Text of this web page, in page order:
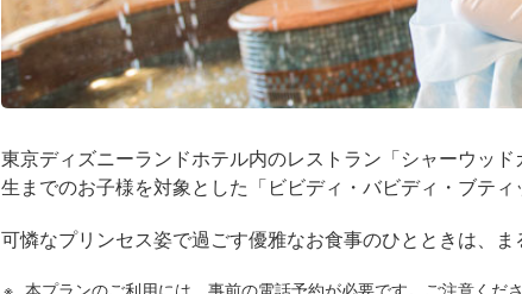
東京ディズニーランドホテル内のレストラン「シャーウッ
生までのお子様を対象とした「ビビディ・バビディ・ブテ
可憐なプリンセス姿で過ごす優雅なお食事のひとときは、ま
本プランのご利用には、事前の電話予約が必要です。ご注意くださ